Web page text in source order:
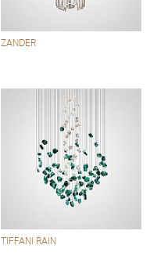
ZANDER
TIFFANI RAIN